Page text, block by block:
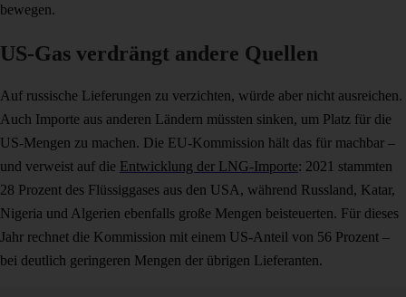
bewegen.
US-Gas verdrängt andere Quellen
Auf russische Lieferungen zu verzichten, würde aber nicht ausreichen.
Auch Importe aus anderen Ländern müssten sinken, um Platz für die
US-Mengen zu machen. Die EU-Kommission hält das für machbar –
und verweist auf die Entwicklung der LNG-Importe: 2021 stammten
28 Prozent des Flüssiggases aus den USA, während Russland, Katar,
Nigeria und Algerien ebenfalls große Mengen beisteuerten. Für dieses
Jahr rechnet die Kommission mit einem US-Anteil von 56 Prozent –
bei deutlich geringeren Mengen der übrigen Lieferanten.